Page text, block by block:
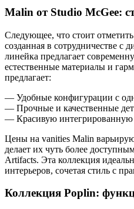
Malin от Studio McGee:
Следующее, что стоит
созданная в сотрудничестве с
линейка предлагает
естественные материалы и
предлагает:
— Удобные конфигурации с
— Прочные и качественные
— Красивую интегрированную
Цены на vanities Malin
делает их чуть более
Artifacts. Эта коллекция
интерьеров, сочетая стиль с
Коллекция Poplin: